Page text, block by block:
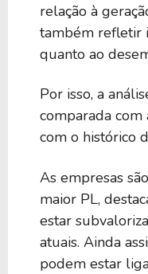
relação à
também refletir
quanto ao
Por isso, a
comparada
com o histórico
As empresas
maior PL,
estar
atuais. Ainda
podem estar